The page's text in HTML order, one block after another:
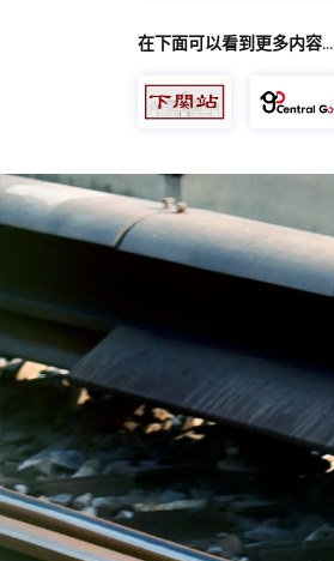
在下面可以看到更多内容…